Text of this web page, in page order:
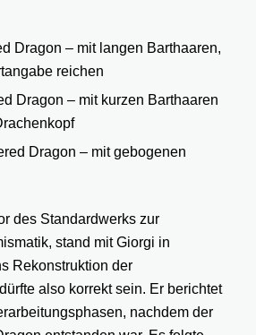
Dragon – mit langen Barthaaren,
reichen
Dragon – mit kurzen Barthaaren
Dragon – mit gebogenen
des Standardwerks zur
stand mit Giorgi in
Rekonstruktion der
also korrekt sein. Er berichtet
nachdem der